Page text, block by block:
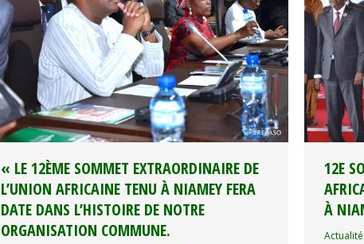
« LE 12ÈME SOMMET EXTRAORDINAIRE DE
L’UNION AFRICAINE TENU À NIAMEY FERA
DATE DANS L’HISTOIRE DE NOTRE
ORGANISATION COMMUNE.
12E
À